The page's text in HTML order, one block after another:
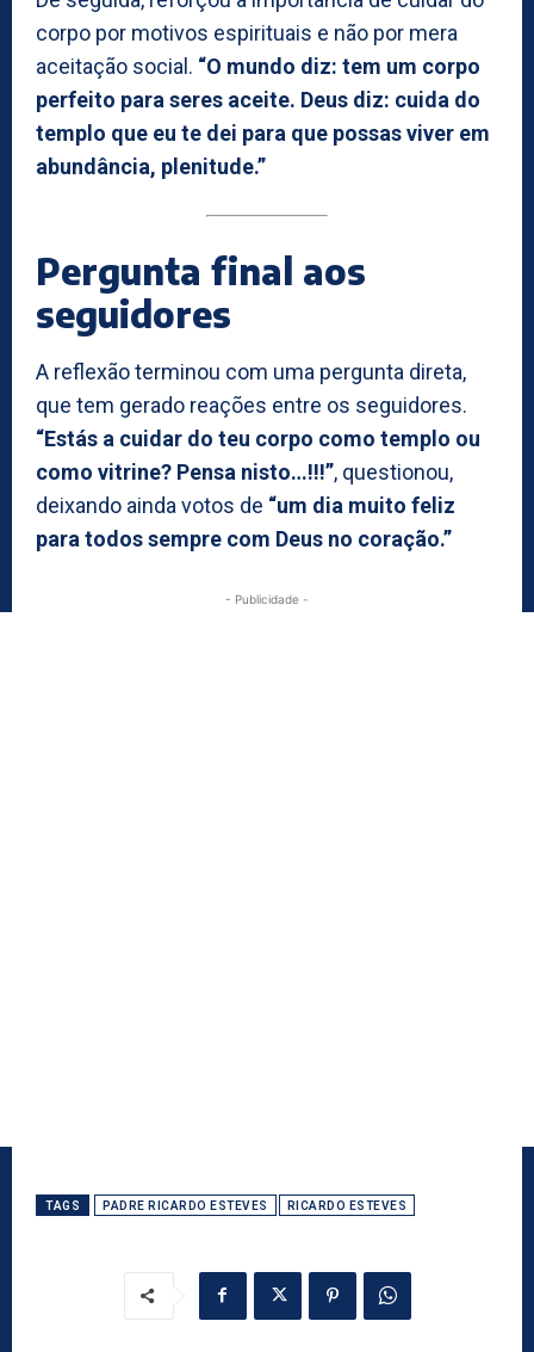
corpo por motivos espirituais e não por mera
aceitação social. “O mundo diz: tem um corpo
perfeito para seres aceite. Deus diz: cuida do
templo que eu te dei para que possas viver em
abundância, plenitude.”
Pergunta final aos
seguidores
A reflexão terminou com uma pergunta direta,
que tem gerado reações entre os seguidores.
“Estás a cuidar do teu corpo como templo ou
como vitrine? Pensa nisto…!!!”, questionou,
deixando ainda votos de “um dia muito feliz
para todos sempre com Deus no coração.”
- Publicidade -
TAGS PADRE RICARDO ESTEVES RICARDO ESTEVES